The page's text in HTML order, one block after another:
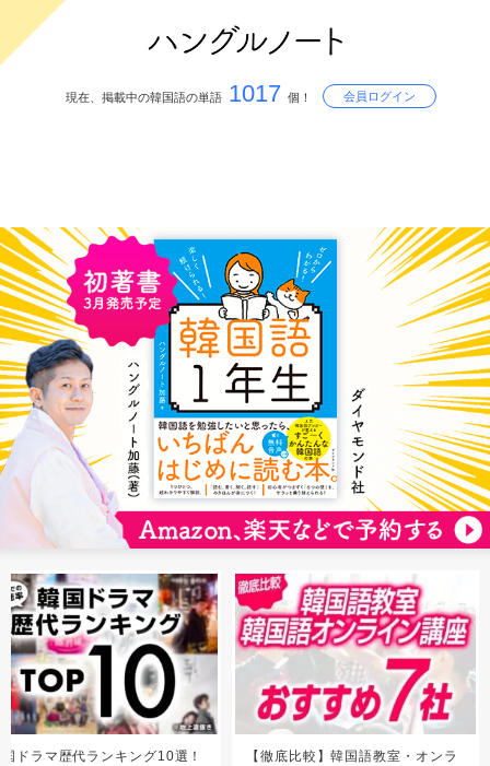
現在、掲載中の韓国語の単語 1017 個！ 会員ログイン
ドラマ歴代ランキング10選！
【徹底比較】韓国語教室・オンラ